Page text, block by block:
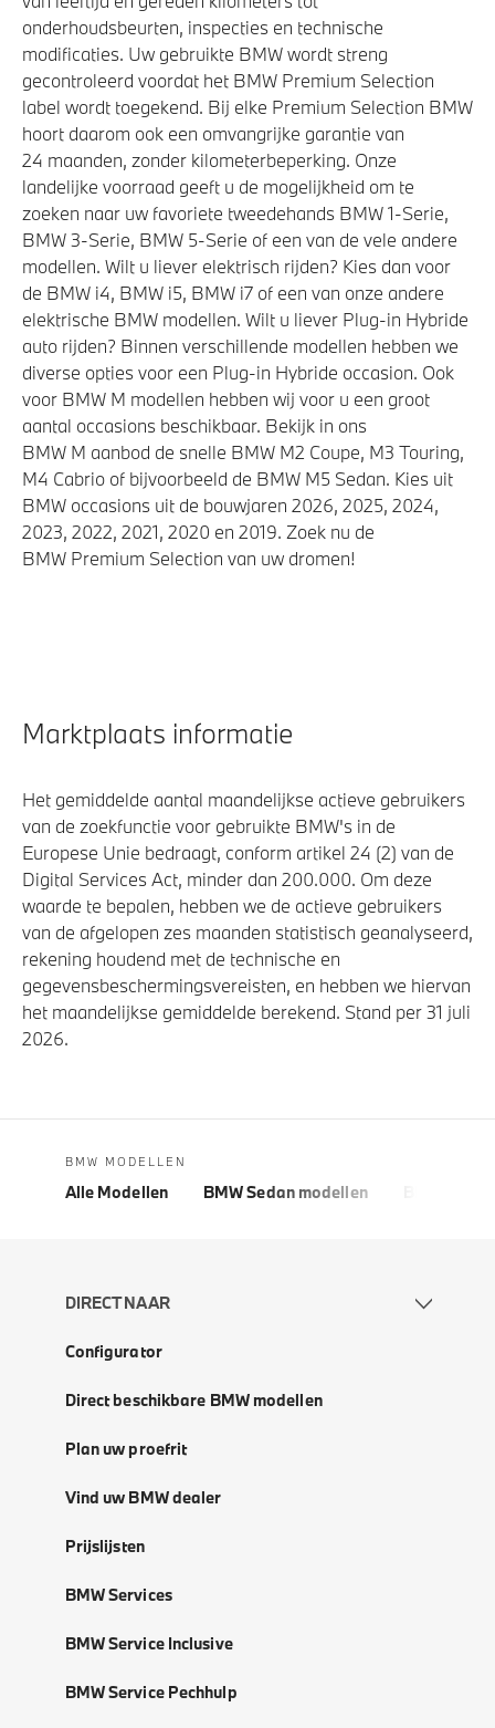
onderhoudsbeurten, inspecties en technische
modificaties. Uw gebruikte BMW wordt streng
gecontroleerd voordat het BMW Premium Selection
label wordt toegekend. Bij elke Premium Selection BMW
hoort daarom ook een omvangrijke garantie van
24 maanden, zonder kilometerbeperking. Onze
landelijke voorraad geeft u de mogelijkheid om te
zoeken naar uw favoriete tweedehands BMW 1-Serie,
BMW 3-Serie, BMW 5-Serie of een van de vele andere
modellen. Wilt u liever elektrisch rijden? Kies dan voor
de BMW i4, BMW i5, BMW i7 of een van onze andere
elektrische BMW modellen. Wilt u liever Plug-in Hybride
auto rijden? Binnen verschillende modellen hebben we
diverse opties voor een Plug-in Hybride occasion. Ook
voor BMW M modellen hebben wij voor u een groot
aantal occasions beschikbaar. Bekijk in ons
BMW M aanbod de snelle BMW M2 Coupe, M3 Touring,
M4 Cabrio of bijvoorbeeld de BMW M5 Sedan. Kies uit
BMW occasions uit de bouwjaren 2026, 2025, 2024,
2023, 2022, 2021, 2020 en 2019. Zoek nu de
BMW Premium Selection van uw dromen!
Marktplaats informatie
Het gemiddelde aantal maandelijkse actieve gebruikers
van de zoekfunctie voor gebruikte BMW's in de
Europese Unie bedraagt, conform artikel 24 (2) van de
Digital Services Act, minder dan 200.000. Om deze
waarde te bepalen, hebben we de actieve gebruikers
van de afgelopen zes maanden statistisch geanalyseerd,
rekening houdend met de technische en
gegevensbeschermingsvereisten, en hebben we hiervan
het maandelijkse gemiddelde berekend. Stand per 31 juli
2026.
BMW MODELLEN
Alle Modellen BMW Sedan modellen
DIRECT NAAR
Configurator
Direct beschikbare BMW modellen
Plan uw proefrit
Vind uw BMW dealer
Prijslijsten
BMW Services
BMW Service Inclusive
BMW Service Pechhulp